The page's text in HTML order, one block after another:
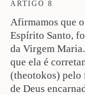
Deus e para fazer
(Hb 2:17-18). Veja
4:15.
ARTIGO 8
Afirmamos que
Espírito Santo,
da Virgem
que ela é
(theotokos) pelo
de Deus